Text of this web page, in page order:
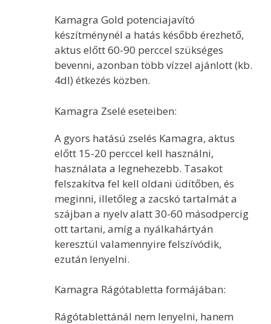
Kamagra Gold potenciajavító
készítménynél a hatás később érezhető,
aktus előtt 60-90 perccel szükséges
bevenni, azonban több vízzel ajánlott (kb.
4dl) étkezés közben.
Kamagra Zselé eseteiben:
A gyors hatású zselés Kamagra, aktus
előtt 15-20 perccel kell használni,
használata a legnehezebb. Tasakot
felszakítva fel kell oldani üdítőben, és
meginni, illetőleg a zacskó tartalmát a
szájban a nyelv alatt 30-60 másodpercig
ott tartani, amíg a nyálkahártyán
keresztül valamennyire felszívódik,
ezután lenyelni.
Kamagra Rágótabletta formájában:
Rágótablettánál nem lenyelni, hanem